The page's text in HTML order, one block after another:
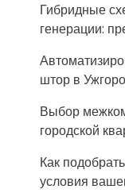
Гибридные
генерации:
штор в
Выбор
городской
Как
условия